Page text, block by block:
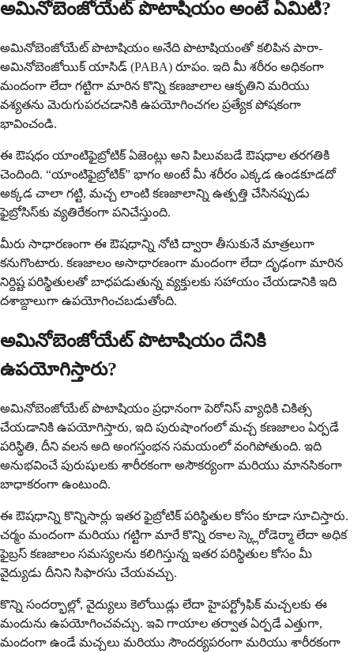
అమినోబెంజోయేట్ పొటాషియం అంటే ఏమిటి?
అమినోబెంజోయేట్ పొటాషియం అనేది పొటాషియంతో కలిపిన పారా-
అమినోబెంజోయిక్ యాసిడ్ (PABA) రూపం. ఇది మీ శరీరం అధికంగా
మందంగా లేదా గట్టిగా మారిన కొన్ని కణజాలాల ఆకృతిని మరియు
వశ్యతను మెరుగుపరచడానికి ఉపయోగించగల ప్రత్యేక పోషకంగా
భావించండి.
ఈ ఔషధం యాంటిఫైబ్రోటిక్ ఏజెంట్లు అని పిలువబడే ఔషధాల తరగతికి
చెందింది. “యాంటిఫైబ్రోటిక్” భాగం అంటే మీ శరీరం ఎక్కడ ఉండకూడదో
అక్కడ చాలా గట్టి, మచ్చ లాంటి కణజాలాన్ని ఉత్పత్తి చేసినప్పుడు
ఫైబ్రోసిస్‌కు వ్యతిరేకంగా పనిచేస్తుంది.
మీరు సాధారణంగా ఈ ఔషధాన్ని నోటి ద్వారా తీసుకునే మాత్రలుగా
కనుగొంటారు. కణజాలం అసాధారణంగా మందంగా లేదా దృఢంగా మారిన
నిర్దిష్ట పరిస్థితులతో బాధపడుతున్న వ్యక్తులకు సహాయం చేయడానికి ఇది
దశాబ్దాలుగా ఉపయోగించబడుతోంది.
అమినోబెంజోయేట్ పొటాషియం దేనికి
ఉపయోగిస్తారు?
అమినోబెంజోయేట్ పొటాషియం ప్రధానంగా పెరోనిస్ వ్యాధికి చికిత్స
చేయడానికి ఉపయోగిస్తారు, ఇది పురుషాంగంలో మచ్చ కణజాలం ఏర్పడే
పరిస్థితి, దీని వలన అది అంగస్తంభన సమయంలో వంగిపోతుంది. ఇది
అనుభవించే పురుషులకు శారీరకంగా అసౌకర్యంగా మరియు మానసికంగా
బాధాకరంగా ఉంటుంది.
ఈ ఔషధాన్ని కొన్నిసార్లు ఇతర ఫైబ్రోటిక్ పరిస్థితుల కోసం కూడా సూచిస్తారు.
చర్మం మందంగా మరియు గట్టిగా మారే కొన్ని రకాల స్క్లెరోడెర్మా లేదా అధిక
ఫైబ్రస్ కణజాలం సమస్యలను కలిగిస్తున్న ఇతర పరిస్థితుల కోసం మీ
వైద్యుడు దీనిని సిఫారసు చేయవచ్చు.
కొన్ని సందర్భాల్లో, వైద్యులు కెలోయిడ్లు లేదా హైపర్ట్రోఫిక్ మచ్చలకు ఈ
మందును ఉపయోగించవచ్చు. ఇవి గాయాల తర్వాత ఏర్పడే ఎత్తుగా,
మందంగా ఉండే మచ్చలు మరియు సౌందర్యపరంగా మరియు శారీరకంగా